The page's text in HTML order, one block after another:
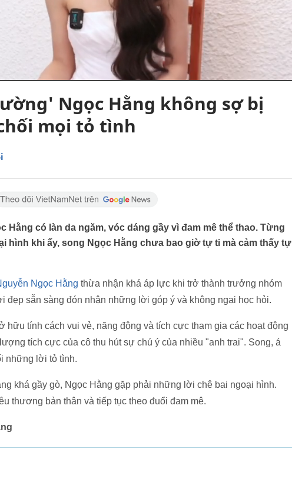
Ngọc Hằng không sợ bị
mọi tỏ tình
Hằng có làn da ngăm, vóc dáng gầy vì đam mê thể thao. Từng
hình khi ấy, song Ngọc Hằng chưa bao giờ tự ti mà cảm thấy tự
Ngọc Hằng thừa nhận khá áp lực khi trở thành trưởng nhóm
đẹp sẵn sàng đón nhận những lời góp ý và không ngại học hỏi.
hữu tính cách vui vẻ, năng động và tích cực tham gia các hoạt động
tích cực của cô thu hút sự chú ý của nhiều "anh trai". Song, á
những lời tỏ tình.
khá gầy gò, Ngọc Hằng gặp phải những lời chê bai ngoại hình.
thương bản thân và tiếp tục theo đuổi đam mê.